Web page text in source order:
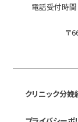
電話受付時間
〒
クリニック分娩